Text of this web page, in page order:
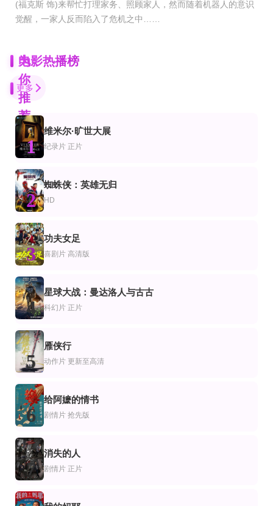
(福克斯 饰)来帮忙打理家务、照顾家人，然而随着机器人的意识
觉醒，一家人反而陷入了危机之中……
为
你
推
荐
米兰之惨败
太阳照常升起2007
正片
200度
正片
一段轻松浪漫的恋情
Jaime Pérez Cubero,托马斯·麦克唐纳
精灵宝可梦：决战时空之塔 帝牙卢卡VS帕路奇犽VS达克莱伊
大谷育江,松本梨香,上田祐司
义警我来也
吉米·巴姆博,拉黑·休姆,丹尼尔·利辛,保罗·奥布莱恩,萨姆·帕森森
HD
乌龙大家庭粤语
石天,林振康,梁韵蕊,乔宏,黎姿,关德兴,曹达华,李香琴
更新至HD
查布：我的毛茸茸朋友2
谢尔盖·加尔马什,伊莲娜·雅科夫列娃,欧嘉·库兹敏娜,费奥·杜布朗拉沃夫,谢尔
正片
阿喀琉斯归来
George Tounas,Jannis Sky,C. Dan,Kristina Lafser
正片
有点怪
Bene Dion Rajagukguk,Indra Jegel,Boris Bokir,Oki Rengga
已完结
野人之雨林诀
徐巾淇,黄婧,王兴元,吴浩,徐彦清,刘彩云
正片
只有我们仨
约翰·洛伊·克鲁兹,珍妮琳·梅尔卡多,理查德·雅普,乔尔·托雷,玛利亚·伊莎贝尔·洛
午夜狂欢
Kate Moran,尼尔斯·施内德,尼古拉·莫里,埃里克·坎通纳,法比恩·巴布,小阿兰·德
疯癫和尚之幻境传说
雪村,奇凌
茶友们
冈本玲,渡边哲,伊藤庆德
电影热播榜
更多
1
维米尔·旷世大展
纪录片 正片
2
蜘蛛侠：英雄无归
HD
3
功夫女足
喜剧片 高清版
4
星球大战：曼达洛人与古古
科幻片 正片
5
雁侠行
动作片 更新至高清
6
给阿嬷的情书
剧情片 抢先版
7
消失的人
剧情片 正片